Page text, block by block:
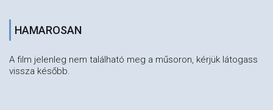
HAMAROSAN
A film jelenleg nem található meg a műsoron, kérjük látogass
vissza később.